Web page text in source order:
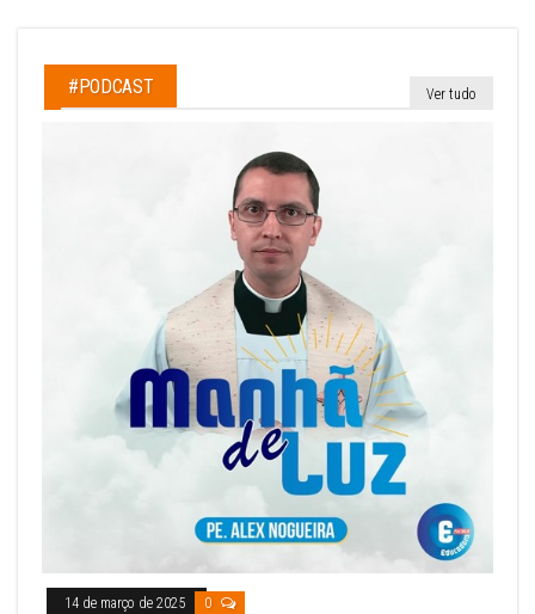
#PODCAST Ver tudo
14 de março de 2025 0